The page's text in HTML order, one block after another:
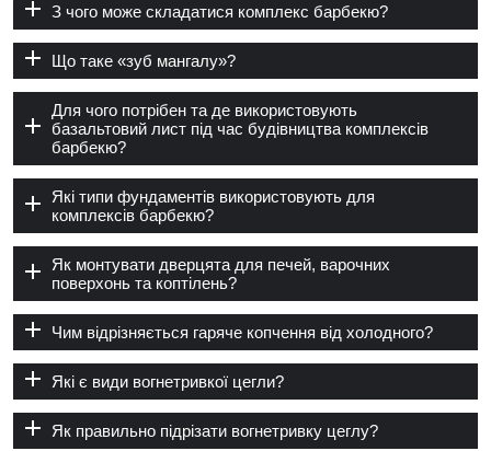
З чого може складатися комплекс барбекю?
Що таке «зуб мангалу»?
Для чого потрібен та де використовують
базальтовий лист під час будівництва комплексів
барбекю?
Які типи фундаментів використовують для
комплексів барбекю?
Як монтувати дверцята для печей, варочних
поверхонь та коптілень?
Чим відрізняється гаряче копчення від холодного?
Які є види вогнетривкої цегли?
Як правильно підрізати вогнетривку цеглу?